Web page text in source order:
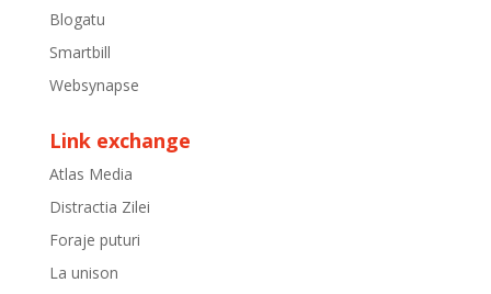
Blogatu
Smartbill
Websynapse
Link exchange
Atlas Media
Distractia Zilei
Foraje puturi
La unison